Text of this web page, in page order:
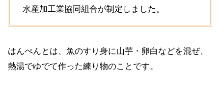
水産加工業協同組合が制定しました。
はんぺんとは、魚のすり身に山芋・卵白などを混ぜ、
熱湯でゆでて作った練り物のことです。